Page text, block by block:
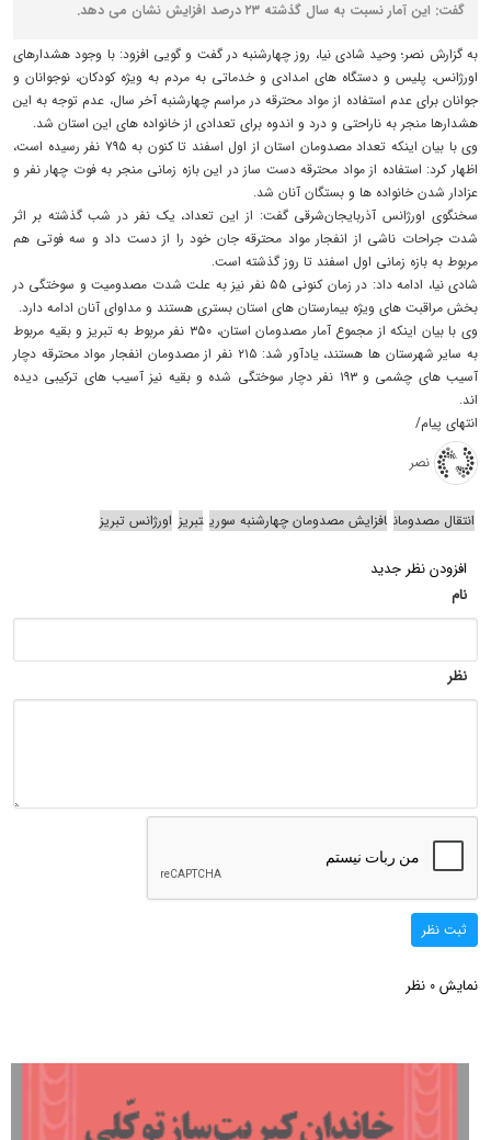
گفت: این آمار نسبت به سال گذشته ۲۳ درصد افزایش نشان می دهد.
به گزارش نصر؛ وحید شادی نیا، روز چهارشنبه در گفت و گویی افزود: با وجود هشدارهای
اورژانس، پلیس و دستگاه های امدادی و خدماتی به مردم به ویژه کودکان، نوجوانان و
جوانان برای عدم استفاده از مواد محترقه در مراسم چهارشنبه آخر سال، عدم توجه به این
هشدارها منجر به ناراحتی و درد و اندوه برای تعدادی از خانواده های این استان شد.
وی با بیان اینکه تعداد مصدومان استان از اول اسفند تا کنون به ۷۹۵ نفر رسیده است،
اظهار کرد: استفاده از مواد محترقه دست ساز در این بازه زمانی منجر به فوت چهار نفر و
عزادار شدن خانواده ها و بستگان آنان شد.
سخنگوی اورژانس آذربایجان‌شرقی گفت: از این تعداد، یک نفر در شب گذشته بر اثر
شدت جراحات ناشی از انفجار مواد محترقه جان خود را از دست داد و سه فوتی هم
مربوط به بازه زمانی اول اسفند تا روز گذشته است.
شادی نیا، ادامه داد: در زمان کنونی ۵۵ نفر نیز به علت شدت مصدومیت و سوختگی در
بخش مراقبت های ویژه بیمارستان های استان بستری هستند و مداوای آنان ادامه دارد.
وی با بیان اینکه از مجموع آمار مصدومان استان، ۳۵۰ نفر مربوط به تبریز و بقیه مربوط
به سایر شهرستان ها هستند، یادآور شد: ۲۱۵ نفر از مصدومان انفجار مواد محترقه دچار
آسیب های چشمی و ۱۹۳ نفر دچار سوختگی شده و بقیه نیز آسیب های ترکیبی دیده
اند.
انتهای پیام/
نصر
انتقال مصدومان افزایش مصدومان چهارشنبه سوری تبریز اورژانس تبریز
افزودن نظر جدید
نام
نظر
ثبت نظر
نمایش 0 نظر